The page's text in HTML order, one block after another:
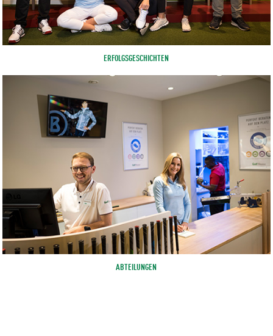
ERFOLGSGESCHICHTEN
ABTEILUNGEN